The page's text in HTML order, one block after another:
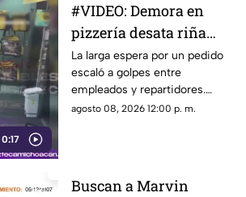
0:17
#VIDEO: Demora en
pizzería desata riña
campal y balacera
La larga espera por un pedido
escaló a golpes entre
empleados y repartidores.
Hubo disparos de arma de
agosto 08, 2026 12:00 p. m.
Buscan a Marvin